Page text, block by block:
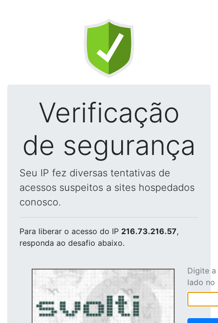
Verificação
de segurança
Seu IP fez diversas tentativas de
acessos suspeitos a sites hospedados
conosco.
Para liberar o acesso do IP 216.73.216.57,
responda ao desafio abaixo.
Digite
lado no